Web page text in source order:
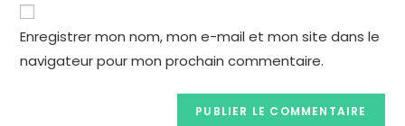
Enregistrer mon nom, mon e-mail et mon site dans le
navigateur pour mon prochain commentaire.